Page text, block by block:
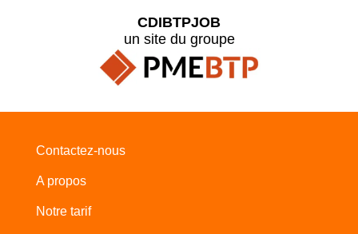
CDIBTPJOB
un site du groupe
Contactez-nous
A propos
Notre tarif